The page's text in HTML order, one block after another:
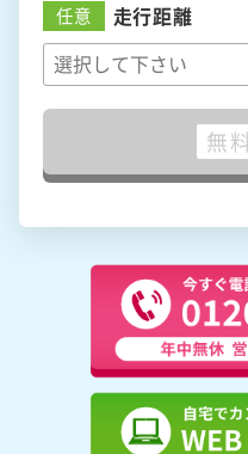
任意 走行距離
無